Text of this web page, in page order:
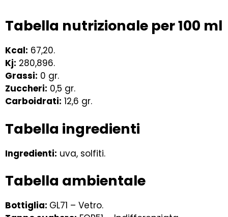
Tabella nutrizionale per 100 ml
Kcal: 67,20.
Kj: 280,896.
Grassi: 0 gr.
Zuccheri: 0,5 gr.
Carboidrati: 12,6 gr.
Tabella ingredienti
Ingredienti: uva, solfiti.
Tabella ambientale
Bottiglia: GL71 – Vetro.